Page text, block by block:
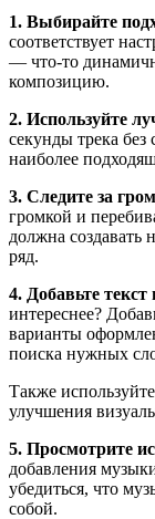
1. Выбирайте
соответствует
— что-то
композицию.
2. Используйте
секунды трека
наиболее
3. Следите за
громкой и
должна создавать
ряд.
4. Добавьте текст
интереснее?
варианты
поиска нужных
Также
улучшения
5. Просмотрите
добавления
убедиться, что
собой.